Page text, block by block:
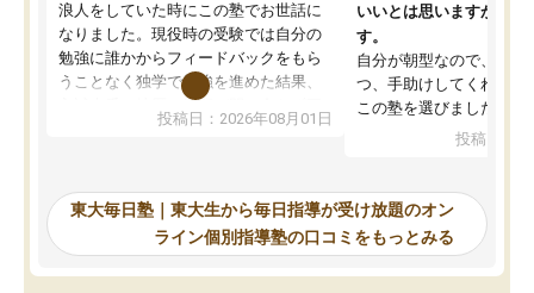
浪人をしていた時にこの塾でお世話に
なりました。現役時の受験では自分の
勉強に誰かからフィードバックをもら
うことなく独学で勉強を進めた結果、
入試本番に地歴の学習が間に合わず不
合格となってしまいました。その経験
東大毎日塾にたどり着きました。学習
の長期計画や日々の勉強のやり方につ
いて客観的なアドバイスをいただけた
ので、自信をもって受験勉強を進める
投稿日：2026年08月01日
いいとは思いますが、料
す。
自分が朝型なので、自習
つ、手助けしてくれる設
この塾を選びました。
投稿日：
東大毎日塾｜東大生から毎日指導が受け放題のオン
ライン個別指導塾の口コミをもっとみる